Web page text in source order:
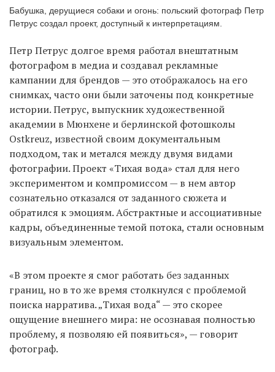
EN
UA
Бабушка, дерущиеся собаки и огонь: польский фотограф Петр
Петрус создал проект, доступный к интерпретациям.
Петр Петрус долгое время работал внештатным
фотографом в медиа и создавал рекламные
кампании для брендов — это отображалось на его
снимках, часто они были заточены под конкретные
истории. Петрус, выпускник художественной
академии в Мюнхене и берлинской фотошколы
Ostkreuz, известной своим документальным
подходом, так и метался между двумя видами
фотографии. Проект «Тихая вода» стал для него
экспериментом и компромиссом — в нем автор
сознательно отказался от заданного сюжета и
обратился к эмоциям. Абстрактные и ассоциативные
кадры, объединенные темой потока, стали основным
визуальным элементом.
«В этом проекте я смог работать без заданных
границ, но в то же время столкнулся с проблемой
поиска нарратива. „Тихая вода“ — это скорее
ощущение внешнего мира: не осознавая полностью
проблему, я позволяю ей появиться», — говорит
фотограф.